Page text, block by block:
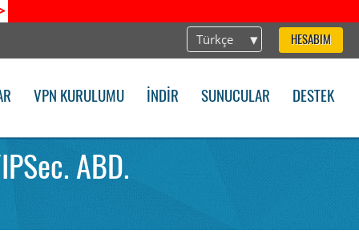
Türkçe HESABIM
VPN KURULUMU İNDIR SUNUCULAR DESTEK
ABD.